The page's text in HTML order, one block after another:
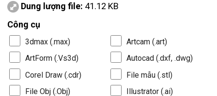
Dung lượng file: 41.12 KB
Công cụ
3dmax (.max)
Artcam (.art)
ArtForm (.Vs3d)
Autocad (.dxf, .dwg)
Corel Draw (.cdr)
File mẫu (.stl)
File Obj (.Obj)
Illustrator (.ai)